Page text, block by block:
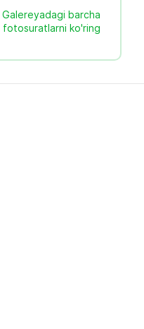
Galereyadagi barcha
fotosuratlarni ko'ring